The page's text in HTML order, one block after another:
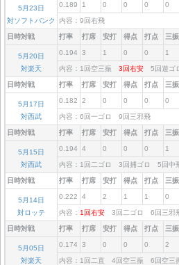
5月23日
対ソフトバンク
0.189 1 0 0 0 0
内容：9回右飛
日時対戦 打率 打席 安打 得点 打点 三振
5月20日
対楽天
0.194 3 1 0 0 1
内容：1回空三振 3回右安 5回遊
日時対戦 打率 打席 安打 得点 打点 三振
5月17日
対西武
0.182 2 0 0 0 0
内容：6回一ゴロ 9回三邪飛
日時対戦 打率 打席 安打 得点 打点 三振
5月15日
対西武
0.194 4 0 0 0 1
内容：1回二ゴロ 3回捕ゴロ 5回
日時対戦 打率 打席 安打 得点 打点 三振
5月14日
対ロッテ
0.222 4 2 1 1 0
内容： 1回右安 3回二ゴロ 6回三邪
日時対戦 打率 打席 安打 得点 打点 三振
5月05日
対楽天
0.174 3 0 0 0 2
内容：1回二直 4回空三振 6回空三